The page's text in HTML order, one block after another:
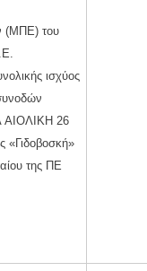
(ΜΠΕ) του
ισχύος
ΑΙΟΛΙΚΗ 26
«Γιδοβοσκή»
της ΠΕ